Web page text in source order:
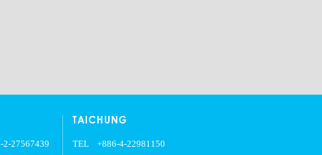
2-27567439
TAICHUNG
TEL +886-4-22981150